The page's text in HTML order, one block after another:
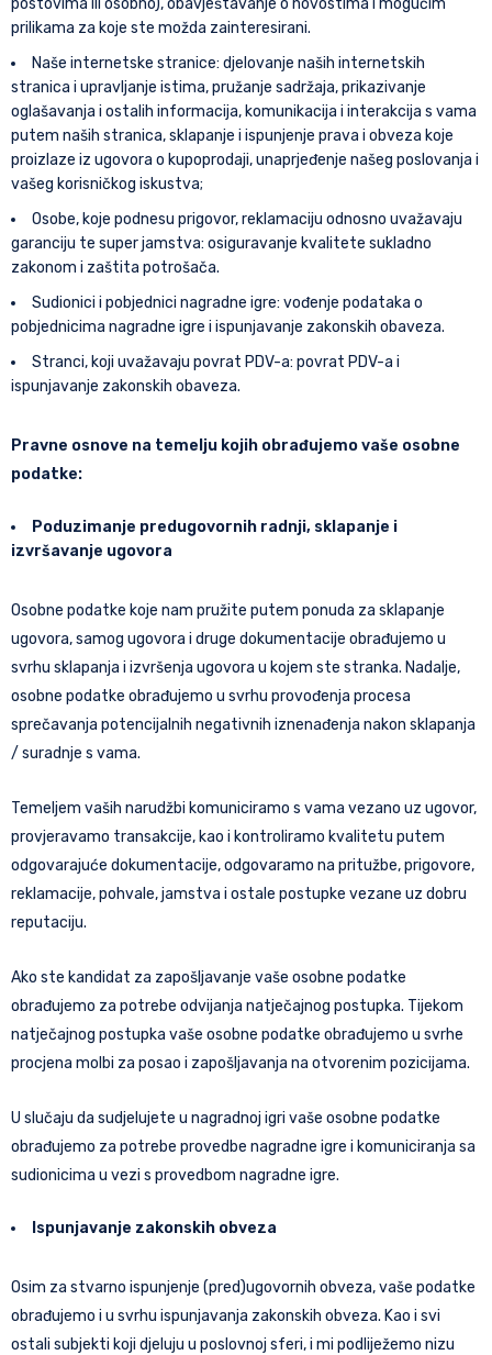
prilikama za koje ste možda zainteresirani.
Naše internetske stranice: djelovanje naših internetskih
stranica i upravljanje istima, pružanje sadržaja, prikazivanje
oglašavanja i ostalih informacija, komunikacija i interakcija s vama
putem naših stranica, sklapanje i ispunjenje prava i obveza koje
proizlaze iz ugovora o kupoprodaji, unaprjeđenje našeg poslovanja i
vašeg korisničkog iskustva;
Osobe, koje podnesu prigovor, reklamaciju odnosno uvažavaju
garanciju te super jamstva: osiguravanje kvalitete sukladno
zakonom i zaštita potrošača.
Sudionici i pobjednici nagradne igre: vođenje podataka o
pobjednicima nagradne igre i ispunjavanje zakonskih obaveza.
Stranci, koji uvažavaju povrat PDV-a: povrat PDV-a i
ispunjavanje zakonskih obaveza.
Pravne osnove na temelju kojih obrađujemo vaše osobne
podatke:
Poduzimanje predugovornih radnji, sklapanje i
izvršavanje ugovora
Osobne podatke koje nam pružite putem ponuda za sklapanje
ugovora, samog ugovora i druge dokumentacije obrađujemo u
svrhu sklapanja i izvršenja ugovora u kojem ste stranka. Nadalje,
osobne podatke obrađujemo u svrhu provođenja procesa
sprečavanja potencijalnih negativnih iznenađenja nakon sklapanja
/ suradnje s vama.
Temeljem vaših narudžbi komuniciramo s vama vezano uz ugovor,
provjeravamo transakcije, kao i kontroliramo kvalitetu putem
odgovarajuće dokumentacije, odgovaramo na pritužbe, prigovore,
reklamacije, pohvale, jamstva i ostale postupke vezane uz dobru
reputaciju.
Ako ste kandidat za zapošljavanje vaše osobne podatke
obrađujemo za potrebe odvijanja natječajnog postupka. Tijekom
natječajnog postupka vaše osobne podatke obrađujemo u svrhe
procjena molbi za posao i zapošljavanja na otvorenim pozicijama.
U slučaju da sudjelujete u nagradnoj igri vaše osobne podatke
obrađujemo za potrebe provedbe nagradne igre i komuniciranja sa
sudionicima u vezi s provedbom nagradne igre.
Ispunjavanje zakonskih obveza
Osim za stvarno ispunjenje (pred)ugovornih obveza, vaše podatke
obrađujemo i u svrhu ispunjavanja zakonskih obveza. Kao i svi
ostali subjekti koji djeluju u poslovnoj sferi, i mi podliježemo nizu